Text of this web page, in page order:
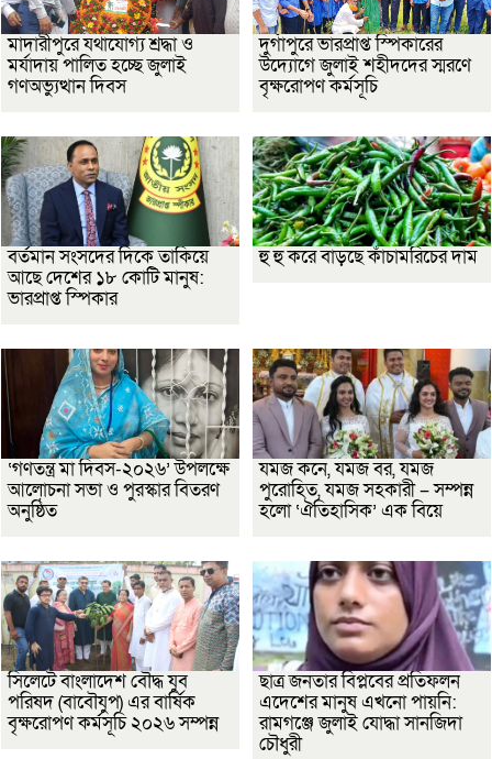
মাদারীপুরে যথাযোগ্য শ্রদ্ধা ও
মর্যাদায় পালিত হচ্ছে জুলাই
গণঅভ্যুত্থান দিবস
দুর্গাপুরে ভারপ্রাপ্ত স্পিকারের
উদ্যোগে জুলাই শহীদদের স্মরণে
বৃক্ষরোপণ কর্মসূচি
বর্তমান সংসদের দিকে তাকিয়ে
আছে দেশের ১৮ কোটি মানুষ:
ভারপ্রাপ্ত স্পিকার
হু হু করে বাড়ছে কাঁচামরিচের দাম
‘গণতন্ত্র মা দিবস-২০২৬’ উপলক্ষে
আলোচনা সভা ও পুরস্কার বিতরণ
অনুষ্ঠিত
যমজ কনে, যমজ বর, যমজ
পুরোহিত, যমজ সহকারী – সম্পন্ন
হলো ‘ঐতিহাসিক’ এক বিয়ে
সিলেটে বাংলাদেশ বৌদ্ধ যুব
পরিষদ (বাবৌযুপ) এর বার্ষিক
বৃক্ষরোপণ কর্মসূচি ২০২৬ সম্পন্ন
ছাত্র জনতার বিপ্লবের প্রতিফলন
এদেশের মানুষ এখনো পায়নি:
রামগঞ্জে জুলাই যোদ্ধা সানজিদা
চৌধুরী